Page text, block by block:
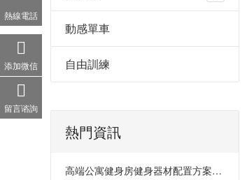
動感單車
自由訓練
熱門資訊
高端公寓健身房健身器材配置方案：打
熱線電話
添加微信
留言谘詢